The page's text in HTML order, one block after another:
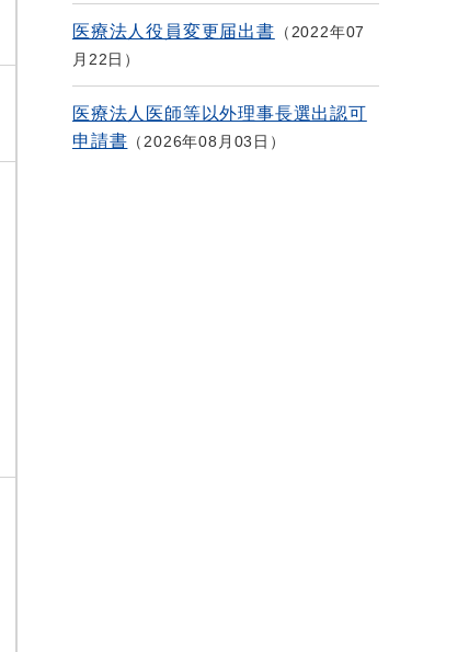
医療法人役員変更届出書
2022年07
月22日
医療法人医師等以外理事長選出認可
申請書
2026年08月03日